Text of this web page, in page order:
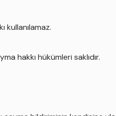
kullanılamaz.
hakkı hükümleri saklıdır.